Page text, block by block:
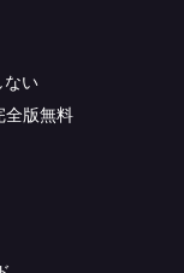
ない
全版無料